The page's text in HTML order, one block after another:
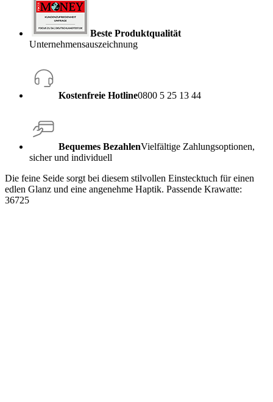
Beste Produktqualität
Unternehmensauszeichnung
Kostenfreie Hotline0800 5 25 13 44
Bequemes BezahlenVielfältige Zahlungsoptionen,
sicher und individuell
Die feine Seide sorgt bei diesem stilvollen Einstecktuch für einen
edlen Glanz und eine angenehme Haptik. Passende Krawatte:
36725